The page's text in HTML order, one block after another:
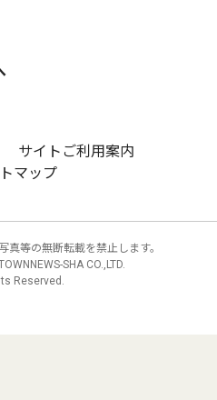
サイトご利用案内
マップ
真等の無断転載を禁止します。
SHA CO.,LTD.
Reserved.